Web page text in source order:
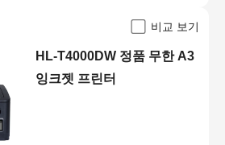
비교 보기
HL-T4000DW 정품 무한 A3
잉크젯 프린터